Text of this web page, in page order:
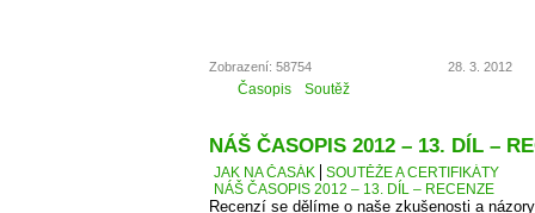
Zobrazení: 58754 28. 3. 2012
Časopis Soutěž
NÁŠ ČASOPIS 2012 – 13. DÍL –
JAK NA ČASÁK
SOUTĚŽE A CERTIFIKÁTY
NÁŠ ČASOPIS 2012 – 13. DÍL – RECENZE
Recenzí se dělíme o naše zkušenosti a